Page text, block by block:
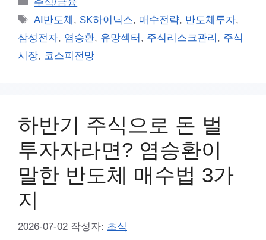
테
리
태
그
AI반도체 , SK하이닉스, 매수전략, 반도체투자,
삼성전자, 염승환, 유망섹터 , 주식리스크관리 , 주식
시장, 코스피전망
하반기 주식으로 돈 벌
투자자라면? 염승환이
말한 반도체 매수법 3가
지
2026-07-02 작성자: 초식